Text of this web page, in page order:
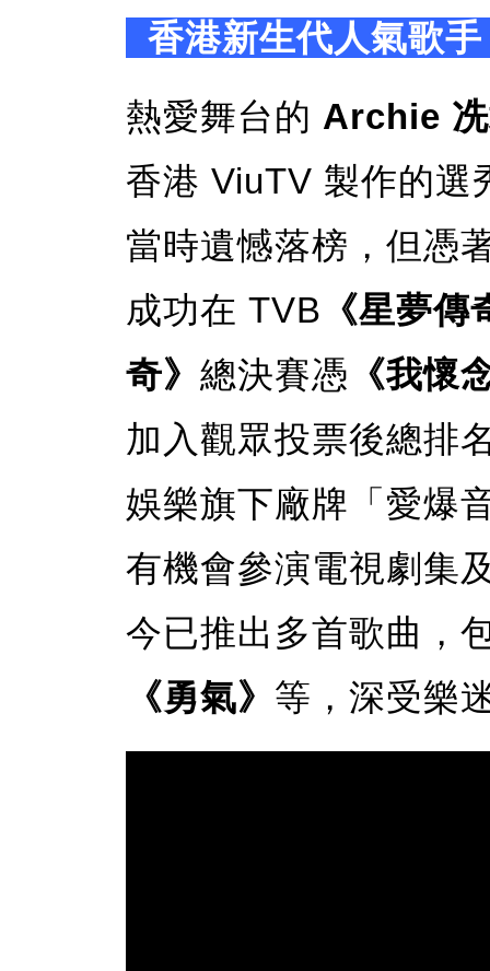
香港新生代人氣歌
熱愛舞台的 Archie
香港 ViuTV 製作的選
當時遺憾落榜，但憑
成功在 TVB 《星夢傳
奇》 總決賽憑 《我懷
加入觀眾投票後總排
娛樂旗下廠牌「愛爆
有機會參演電視劇集
今已推出多首歌曲，
《勇氣》 等，深受樂